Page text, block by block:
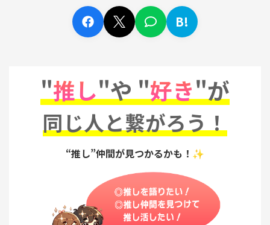
B!
"推し"や "好き"が
同じ人と繋がろう！
“推し”仲間が見つかるかも！✨